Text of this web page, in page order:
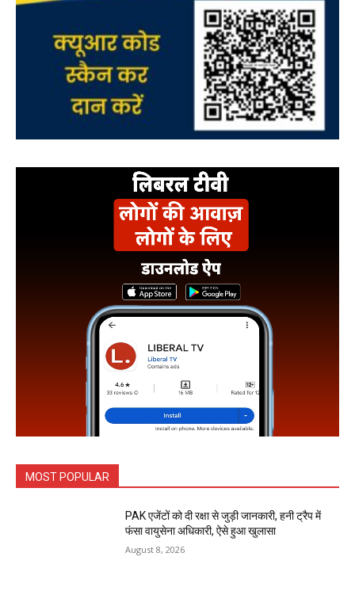
MOST POPULAR
PAK एजेंटों को दी रक्षा से जुड़ी जानकारी, हनी ट्रैप में
फंसा वायुसेना अधिकारी, ऐसे हुआ खुलासा
August 8, 2026